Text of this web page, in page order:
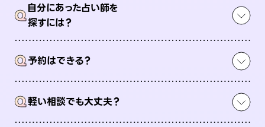
Q自分にあった占い師を
探すには？
Q予約はできる？
Q軽い相談でも大丈夫？